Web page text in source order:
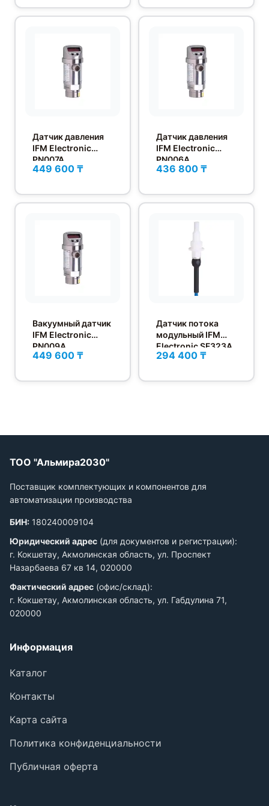
Датчик давления
IFM Electronic
PN007A
449 600 ₸
Датчик давления
IFM Electronic
PN006A
436 800 ₸
Вакуумный датчик
IFM Electronic
PN009A
449 600 ₸
Датчик потока
модульный IFM
Electronic SF323A
294 400 ₸
ТОО "Альмира2030"
Поставщик комплектующих и компонентов для
автоматизации производства
БИН: 180240009104
Юридический адрес (для документов и регистрации):
г. Кокшетау, Акмолинская область, ул. Проспект
Назарбаева 67 кв 14, 020000
Фактический адрес (офис/склад):
г. Кокшетау, Акмолинская область, ул. Габдулина 71,
020000
Информация
Каталог
Контакты
Карта сайта
Политика конфиденциальности
Публичная оферта